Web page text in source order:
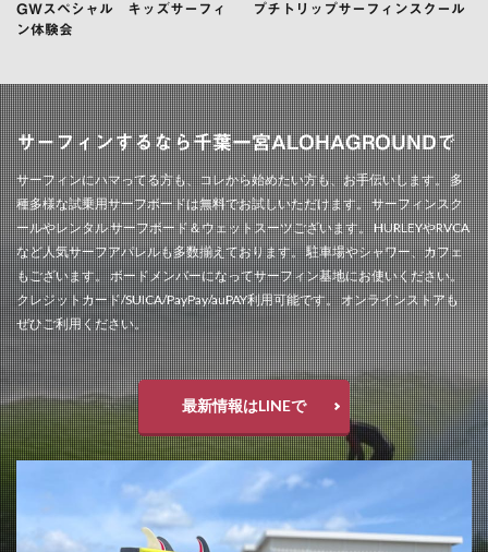
GWスペシャル キッズサーフィ
ン体験会
プチトリップサーフィンスクール
サーフィンするなら千葉一宮ALOHAGROUNDで
サーフィンにハマってる方も、コレから始めたい方も、お手伝いします。 多
種多様な試乗用サーフボードは無料でお試しいただけます。 サーフィンスク
ールやレンタル サーフボード＆ウェットスーツございます。 HURLEYやRVCA
など人気サーフアパレルも多数揃えております。 駐車場やシャワー、カフェ
もございます。 ボードメンバーになってサーフィン基地にお使いください。
クレジットカード/SUICA/PayPay/auPAY利用可能です。 オンラインストアも
ぜひご利用ください。
最新情報はLINEで